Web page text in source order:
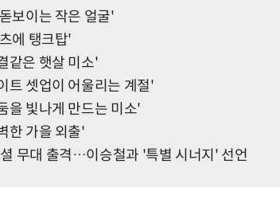
보이는 작은 얼굴'
에 탱크탑'
같은 햇살 미소'
트 셋업이 어울리는 계절'
을 빛나게 만드는 미소'
한 가을 외출'
무대 출격…이승철과 '특별 시너지' 선언